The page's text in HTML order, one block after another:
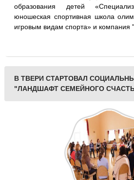
образования детей
юношеская спортивная школа
игровым видам спорта» и компания
В ТВЕРИ СТАРТОВАЛ
"ЛАНДШАФТ СЕМЕЙНОГО